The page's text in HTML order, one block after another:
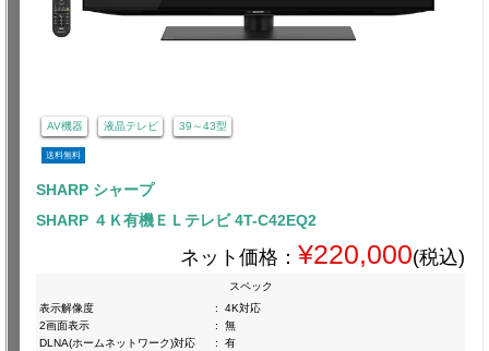
AV機器 液晶テレビ 39～43型
送料無料
SHARP シャープ
SHARP ４Ｋ有機ＥＬテレビ 4T-C42EQ2
ネット価格： ¥220,000(税込)
スペック
表示解像度
:
4K対応
2画面表示
:
無
DLNA(ホームネットワーク)対応
:
有